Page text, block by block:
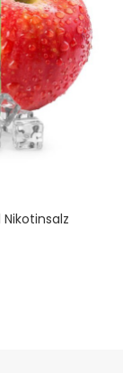
Nikotinsalz